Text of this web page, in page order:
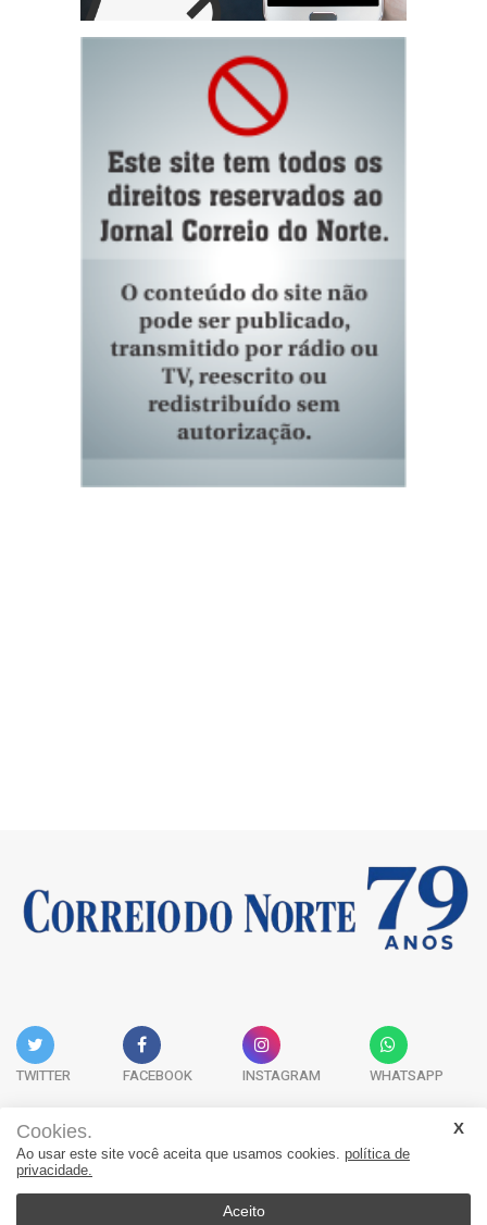
TWITTER FACEBOOK INSTAGRAM WHATSAPP
Acervo Digital Fale Conosco Quem Somos
Cookies.
Ao usar este site você aceita que usamos cookies. política de
privacidade.
Aceito